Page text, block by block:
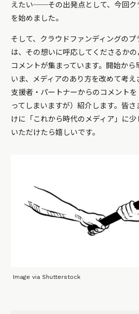
えたい──その出発点として、今回ク
を始めました。
そして、クラウドファンディングの
は、その想いに呼応してくださるか
コメントが集まっています。開始から
いま、メディアのあり方を改めて考え
支援者・パートナーからのコメント
ってしまいますが）紹介します。皆
けに「これから時代のメディア」に
いただけたら嬉しいです。
Image via Shutterstock